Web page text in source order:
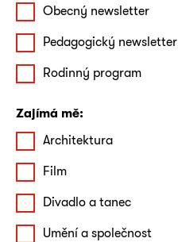
Obecný newsletter
Pedagogický newsletter
Rodinný program
Zajímá mě:
Architektura
Film
Divadlo a tanec
Umění a společnost